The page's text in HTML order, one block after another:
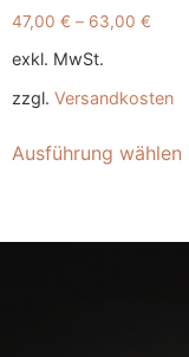
47,00 € – 63,00 €
exkl. MwSt.
zzgl. Versandkosten
Ausführung wählen